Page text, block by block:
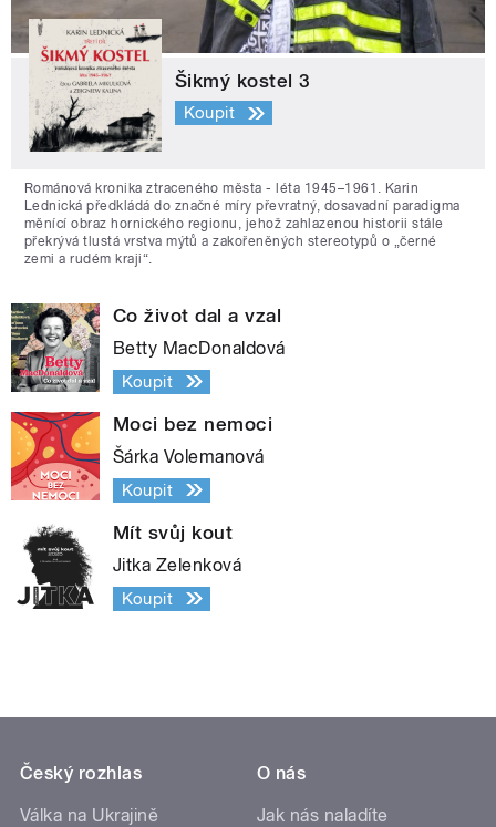
Šikmý kostel 3
Koupit
Románová kronika ztraceného města - léta 1945–1961. Karin
Lednická předkládá do značné míry převratný, dosavadní paradigma
měnící obraz hornického regionu, jehož zahlazenou historii stále
překrývá tlustá vrstva mýtů a zakořeněných stereotypů o „černé
zemi a rudém kraji“.
Co život dal a vzal
Betty MacDonaldová
Koupit
Moci bez nemoci
Šárka Volemanová
Koupit
Mít svůj kout
Jitka Zelenková
Koupit
Český rozhlas
Válka na Ukrajině
O nás
Jak nás naladíte